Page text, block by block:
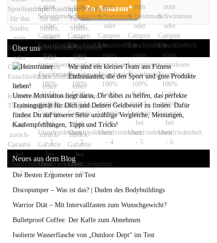
Zu Amazon*
Über uns
Wir sind ein kleines Team aus Fitness
Enthusiasten, die den Sport und gute Produkte
lieben!
Unsere Motivation liegt darin, Dir dabei zu helfen, das perfekte
Trainingsgerät für Dich und Deinen Geldbeutel zu finden. Dafür
findest Du auf unserer Seite unzählige Vergleiche, Meinungen,
Kaufempfehlungen, Tipps und Tricks!
Neues aus dem Blog
Die Besten Ergometer im Test
Discopumper – Was ist das? | Duden des Bodybuildings
Warrior Diät – Mit Intervallfasten zum Wunschgewicht?
Bulletproof Coffee: Der Kaffe zum Abnehmen
Isolierte Wasserflasche von „Outdoor Dept“ im Test